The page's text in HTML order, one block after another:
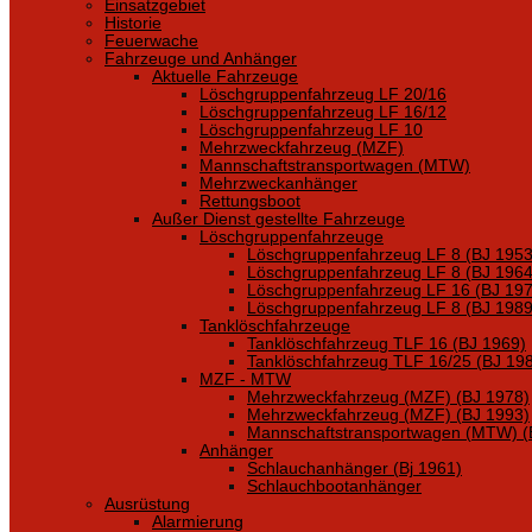
Einsatzgebiet
Historie
Feuerwache
Fahrzeuge und Anhänger
Aktuelle Fahrzeuge
Löschgruppenfahrzeug LF 20/16
Löschgruppenfahrzeug LF 16/12
Löschgruppenfahrzeug LF 10
Mehrzweckfahrzeug (MZF)
Mannschaftstransportwagen (MTW)
Mehrzweckanhänger
Rettungsboot
Außer Dienst gestellte Fahrzeuge
Löschgruppenfahrzeuge
Löschgruppenfahrzeug LF 8 (BJ
Löschgruppenfahrzeug LF 8 (BJ
Löschgruppenfahrzeug LF 16 (BJ
Löschgruppenfahrzeug LF 8 (BJ
Tanklöschfahrzeuge
Tanklöschfahrzeug TLF 16 (BJ 1969)
Tanklöschfahrzeug TLF 16/25 (BJ
MZF - MTW
Mehrzweckfahrzeug (MZF) (BJ 1978)
Mehrzweckfahrzeug (MZF) (BJ 1993)
Mannschaftstransportwagen (MTW)
Anhänger
Schlauchanhänger (Bj 1961)
Schlauchbootanhänger
Ausrüstung
Alarmierung